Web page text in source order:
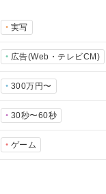
関するご相談はこち
わせ・無料見積も
資料ダウンロード
実写
広告(Web・テレビCM)
300万円〜
30秒〜60秒
ゲーム